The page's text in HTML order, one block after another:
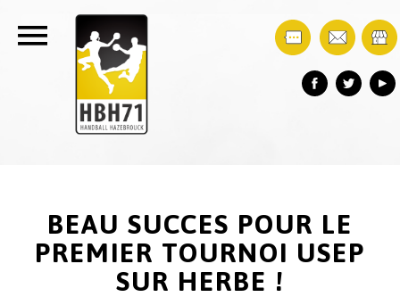
BEAU SUCCES POUR LE
PREMIER TOURNOI USEP
SUR HERBE !